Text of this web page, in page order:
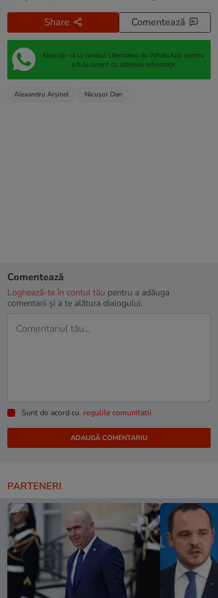
Share Comentează
Abonați-vă la canalul Libertatea de WhatsApp pentru
a fi la curent cu ultimele informații
Alexandru Arșinel Nicușor Dan
Comentează
Loghează-te în contul tău pentru a adăuga
comentarii și a te alătura dialogului.
Sunt de acord cu regulile comunitatii
PARTENERI